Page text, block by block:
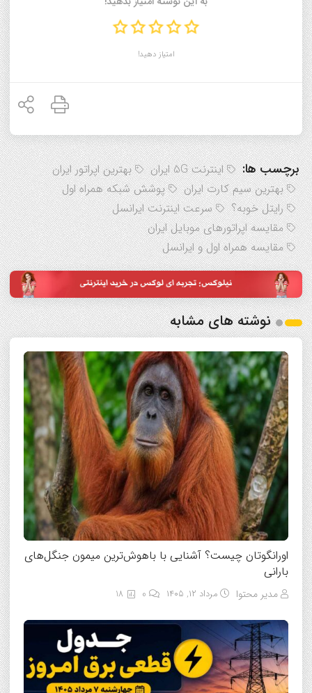
امتیاز دهید!
برچسب ها: اینترنت 5G ایران
بهترین اپراتور ایران
بهترین سیم کارت ایران
پوشش شبکه همراه اول
رایتل خوبه؟
سرعت اینترنت ایرانسل
مقایسه اپراتورهای موبایل ایران
مقایسه همراه اول و ایرانسل
نوشته های مشابه
اورانگوتان چیست؟ آشنایی با باهوش‌ترین میمون جنگل‌های
بارانی
مدیر محتوا مرداد ۱۲, ۱۴۰۵ 18